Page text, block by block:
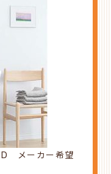
メーカー希望